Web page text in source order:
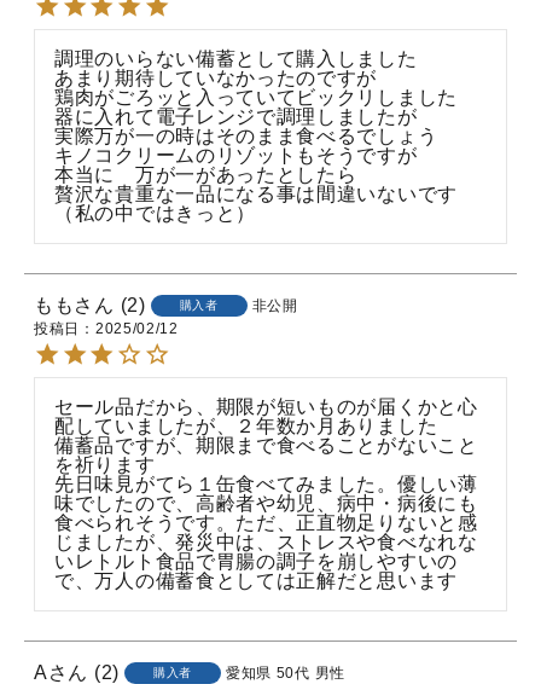
調理のいらない備蓄として購入しました
あまり期待していなかったのですが
鶏肉がごろッと入っていてビックリしました
器に入れて電子レンジで調理しましたが
実際万が一の時はそのまま食べるでしょう
キノコクリームのリゾットもそうですが
本当に　万が一があったとしたら
贅沢な貴重な一品になる事は間違いないです
（私の中ではきっと）
もも 2 購入者
非公開
投稿日
2025/02/12
セール品だから、期限が短いものが届くかと心
配していましたが、２年数か月ありました
備蓄品ですが、期限まで食べることがないこと
を祈ります
先日味見がてら１缶食べてみました。優しい薄
味でしたので、高齢者や幼児、病中・病後にも
食べられそうです。ただ、正直物足りないと感
じましたが、発災中は、ストレスや食べなれな
いレトルト食品で胃腸の調子を崩しやすいの
で、万人の備蓄食としては正解だと思います
A 2 購入者 愛知県 50代 男性